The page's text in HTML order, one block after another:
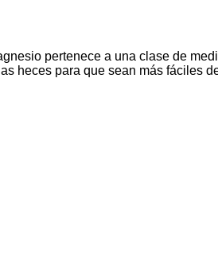
pertenece a una clase de
heces para que sean más fáciles